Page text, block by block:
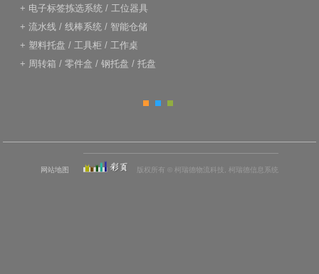
+ 电子标签拣选系统 / 工位器具
+ 流水线 / 线棒系统 / 智能仓储
+ 塑料托盘 / 工具柜 / 工作桌
+ 周转箱 / 零件盒 / 钢托盘 / 托盘
网站地图 版权所有 © 柯瑞德物流科技, 柯瑞德信息系统